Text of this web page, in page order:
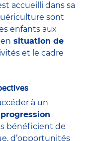
accueilli dans sa
sont
enfants aux
situation de
et le cadre
à un
progression
bénéficient de
d’opportunités